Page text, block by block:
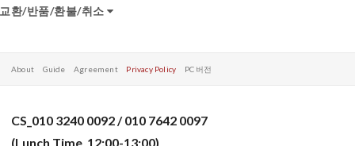
교환/반품/환불/취소
About Guide Agreement Privacy Policy PC 버전
CS_010 3240 0092 / 010 7642 0097
(Lunch Time_12:00-13:00)